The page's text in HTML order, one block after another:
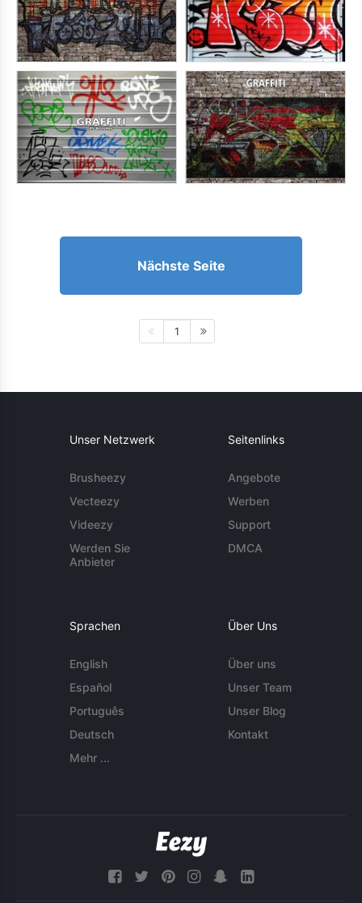
Nächste Seite
1
Unser Netzwerk
Brusheezy
Vecteezy
Videezy
Werden Sie
Anbieter
Seitenlinks
Angebote
Werben
Support
DMCA
Sprachen
English
Español
Português
Deutsch
Mehr ...
Über Uns
Über uns
Unser Team
Unser Blog
Kontakt